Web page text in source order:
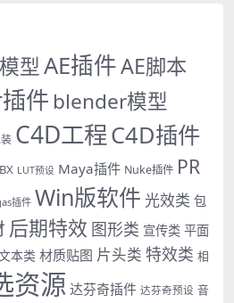
型AE插件AE脚本
件 blender模型
C4D工程C4D插件
LUT预设 Maya插件 Nuke插件 PR
插件 Win版软件 光效类 包
后期特效 图形类 宣传类 平面
本类 材质贴图 片头类 特效类 相
资源 达芬奇插件 达芬奇预设 音